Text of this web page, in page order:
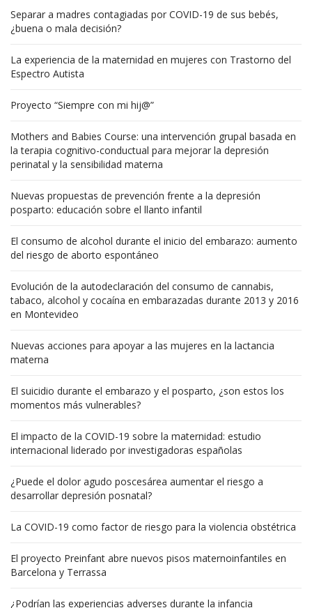
Separar a madres contagiadas por COVID-19 de sus bebés,
¿buena o mala decisión?
La experiencia de la maternidad en mujeres con Trastorno del
Espectro Autista
Proyecto “Siempre con mi hij@”
Mothers and Babies Course: una intervención grupal basada en
la terapia cognitivo-conductual para mejorar la depresión
perinatal y la sensibilidad materna
Nuevas propuestas de prevención frente a la depresión
posparto: educación sobre el llanto infantil
El consumo de alcohol durante el inicio del embarazo: aumento
del riesgo de aborto espontáneo
Evolución de la autodeclaración del consumo de cannabis,
tabaco, alcohol y cocaína en embarazadas durante 2013 y 2016
en Montevideo
Nuevas acciones para apoyar a las mujeres en la lactancia
materna
El suicidio durante el embarazo y el posparto, ¿son estos los
momentos más vulnerables?
El impacto de la COVID-19 sobre la maternidad: estudio
internacional liderado por investigadoras españolas
¿Puede el dolor agudo poscesárea aumentar el riesgo a
desarrollar depresión posnatal?
La COVID-19 como factor de riesgo para la violencia obstétrica
El proyecto Preinfant abre nuevos pisos maternoinfantiles en
Barcelona y Terrassa
¿Podrían las experiencias adverses durante la infancia